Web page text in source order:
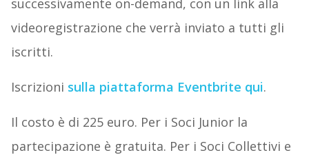
successivamente on-demand, con un link alla
videoregistrazione che verrà inviato a tutti gli
iscritti.
Iscrizioni sulla piattaforma Eventbrite qui.
Il costo è di 225 euro. Per i Soci Junior la
partecipazione è gratuita. Per i Soci Collettivi e